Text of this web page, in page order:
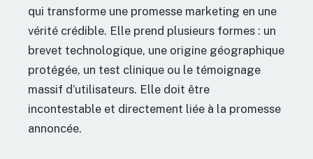
qui transforme une promesse marketing en une
vérité crédible. Elle prend plusieurs formes : un
brevet technologique, une origine géographique
protégée, un test clinique ou le témoignage
massif d’utilisateurs. Elle doit être
incontestable et directement liée à la promesse
annoncée.